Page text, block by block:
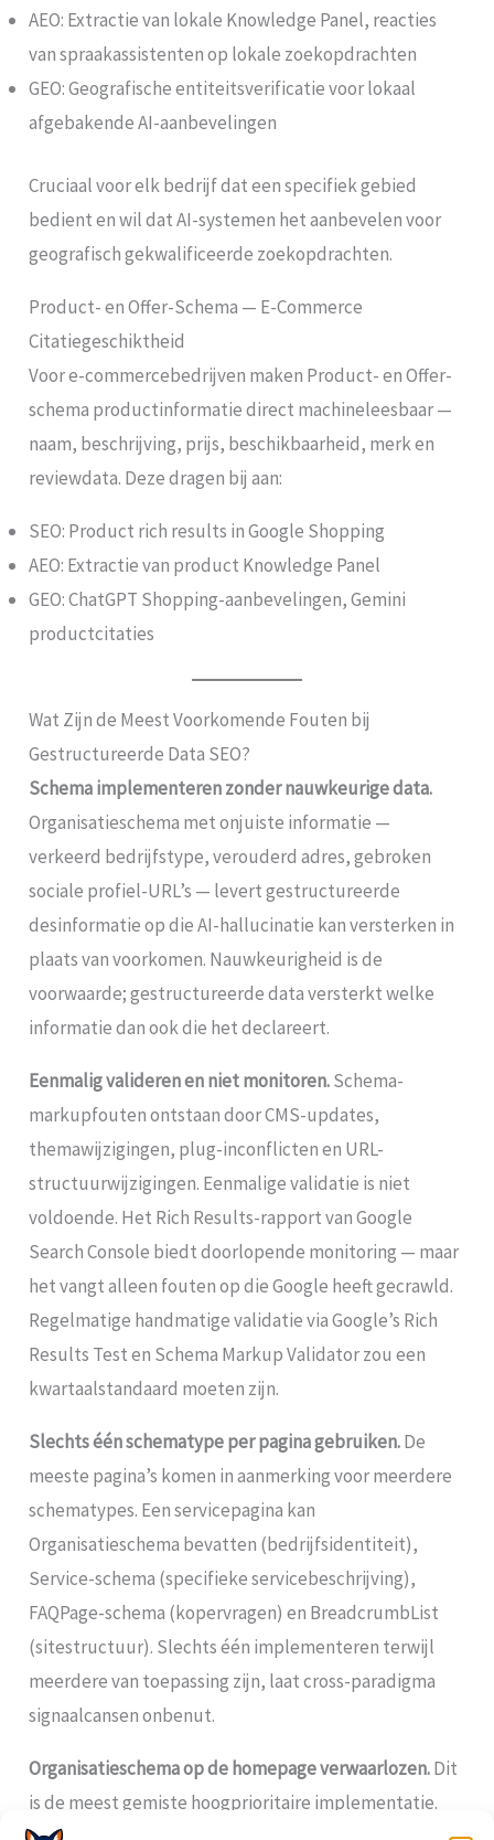
AEO: Extractie van lokale Knowledge Panel, reacties
van spraakassistenten op lokale zoekopdrachten
GEO: Geografische entiteitsverificatie voor lokaal
afgebakende AI-aanbevelingen
Cruciaal voor elk bedrijf dat een specifiek gebied
bedient en wil dat AI-systemen het aanbevelen voor
geografisch gekwalificeerde zoekopdrachten.
Product- en Offer-Schema — E-Commerce
Citatiegeschiktheid
Voor e-commercebedrijven maken Product- en Offer-
schema productinformatie direct machineleesbaar —
naam, beschrijving, prijs, beschikbaarheid, merk en
reviewdata. Deze dragen bij aan:
SEO: Product rich results in Google Shopping
AEO: Extractie van product Knowledge Panel
GEO: ChatGPT Shopping-aanbevelingen, Gemini
productcitaties
Wat Zijn de Meest Voorkomende Fouten bij
Gestructureerde Data SEO?
Schema implementeren zonder nauwkeurige data.
Organisatieschema met onjuiste informatie —
verkeerd bedrijfstype, verouderd adres, gebroken
sociale profiel-URL’s — levert gestructureerde
desinformatie op die AI-hallucinatie kan versterken in
plaats van voorkomen. Nauwkeurigheid is de
voorwaarde; gestructureerde data versterkt welke
informatie dan ook die het declareert.
Eenmalig valideren en niet monitoren.Schema-
markupfouten ontstaan door CMS-updates,
themawijzigingen, plug-inconflicten en URL-
structuurwijzigingen. Eenmalige validatie is niet
voldoende. Het Rich Results-rapport van Google
Search Console biedt doorlopende monitoring — maar
het vangt alleen fouten op die Google heeft gecrawld.
Regelmatige handmatige validatie via Google’s Rich
Results Test en Schema Markup Validator zou een
kwartaalstandaard moeten zijn.
Slechts één schematype per pagina gebruiken.De
meeste pagina’s komen in aanmerking voor meerdere
schematypes. Een servicepagina kan
Organisatieschema bevatten (bedrijfsidentiteit),
Service-schema (specifieke servicebeschrijving),
FAQPage-schema (kopervragen) en BreadcrumbList
(sitestructuur). Slechts één implementeren terwijl
meerdere van toepassing zijn, laat cross-paradigma
signaalcansen onbenut.
Organisatieschema op de homepage verwaarlozen.Dit
is de meest gemiste hoogprioritaire implementatie.